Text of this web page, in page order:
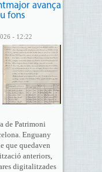
avança
fons
- 12:22
de Patrimoni
Enguany
que quedaven
anteriors,
digitalitzades